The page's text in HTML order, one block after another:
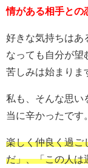
情がある相手との
好きな気持ちはあ
なっても自分が望
苦しみは始まりま
私も、そんな思い
当に辛かったです。
楽しく仲良く過ご
だ」、「この人は